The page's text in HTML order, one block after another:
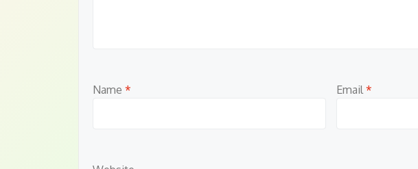
Name * Email *